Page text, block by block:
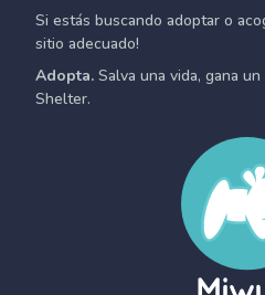
Si estás buscando adoptar o
sitio adecuado!
Adopta. Salva una vida, gana
Shelter.